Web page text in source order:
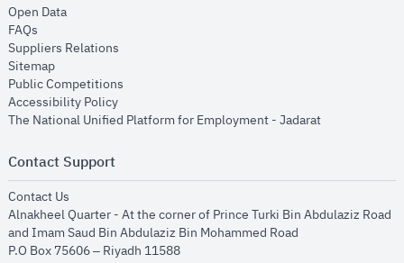
Open Dataopens in new window
FAQs
Suppliers Relations
Sitemapopens in new window
Public Competitions
Accessibility Policyopens in new window
The National Unified Platform for Employment - Jadaratopens in new
Contact Support
Contact Us
Alnakheel Quarter - At the corner of Prince Turki Bin Abdulaziz Road
and Imam Saud Bin Abdulaziz Bin Mohammed Road​
P.O Box 75606 – Riyadh 11588